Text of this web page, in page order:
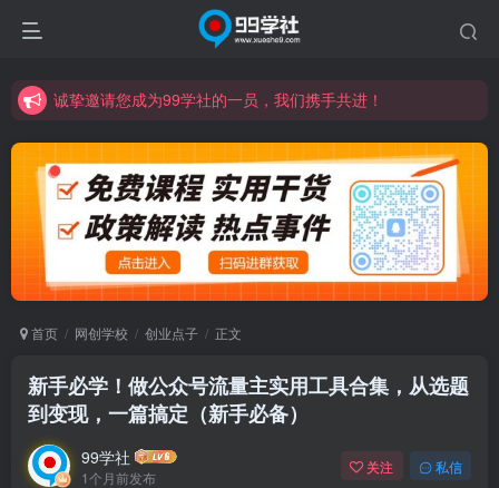
诚挚邀请您成为99学社的一员，我们携手共进！
诚挚邀请您成为99学社的一员，我们携手共进！
学习路上不孤独，99学社与你同行！分享全网优质VIP资源，炒股教程、创业教程、网络营销教程、自媒体短视频教程等，长期更新各大精品创业项目！
首页 网创学校 创业点子 正文
新手必学！做公众号流量主实用工具合集，从选题
到变现，一篇搞定（新手必备）
99学社
1个月前发布
关注 私信